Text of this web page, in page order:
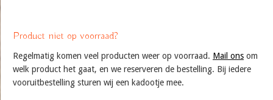
Product niet op voorraad?
Regelmatig komen veel producten weer op voorraad. Mail ons om
welk product het gaat, en we reserveren de bestelling. Bij iedere
vooruitbestelling sturen wij een kadootje mee.